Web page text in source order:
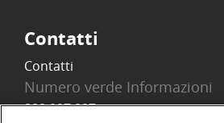
Contatti
Contatti
Numero verde Informazioni
800 097 097